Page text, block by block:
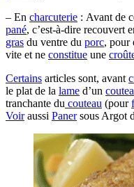
– En charcuterie : Avant de
pané, c’est-à-dire recouvert
gras du ventre du porc, pour
vite et ne constitue une
Certains articles sont, avant
le plat de la lame d’un
tranchante du couteau (pour
Voiraussi Panersous Argot